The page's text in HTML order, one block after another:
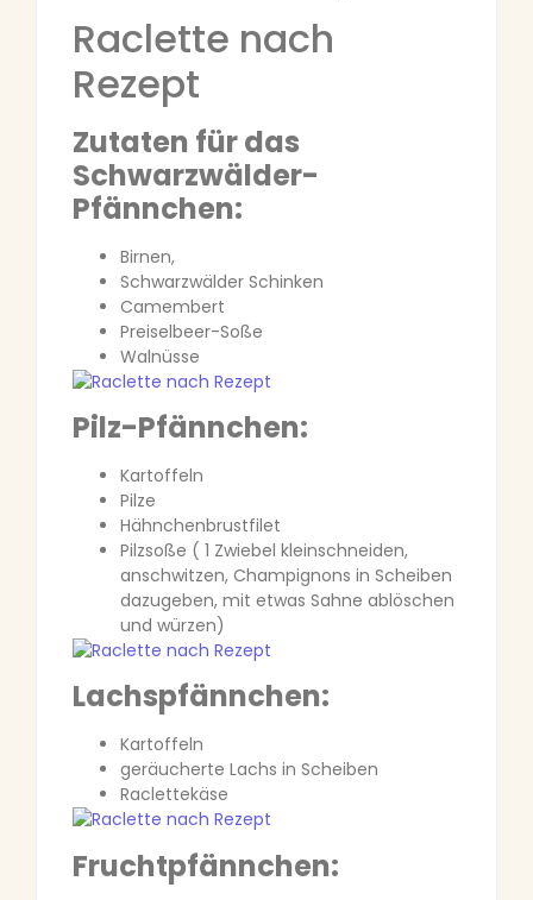
Raclette nach
Rezept
Zutaten für das
Schwarzwälder-
Pfännchen:
Birnen,
Schwarzwälder Schinken
Camembert
Preiselbeer-Soße
Walnüsse
Pilz-Pfännchen:
Kartoffeln
Pilze
Hähnchenbrustfilet
Pilzsoße ( 1 Zwiebel kleinschneiden,
anschwitzen, Champignons in Scheiben
dazugeben, mit etwas Sahne ablöschen
und würzen)
Lachspfännchen:
Kartoffeln
geräucherte Lachs in Scheiben
Raclettekäse
Fruchtpfännchen: